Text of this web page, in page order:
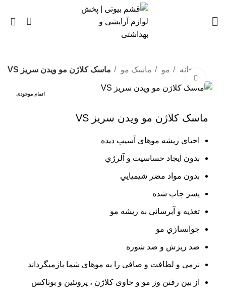
خانه مو ماسک مو ماسک کلاژن مو ویدن سریز VS
اتمام موجودی
ماسک کلاژن مو ویدن سریز VS
احیای ریشه موهای آسیب دیده
بدون ايجاد حساسيت و آلرژي
بدون مواد مضر شيميايي
پسر چاپ شده
تغذیه و آبرسانی به ریشه مو
جوانسازي مو
ضد ريزش و ضد شوره
نرمی و لطافت و صافی را به موهای شما بازمیگرداند
از بین رفتن وز مو و حاوی کلاژن ، پروتئین و بوتاکس